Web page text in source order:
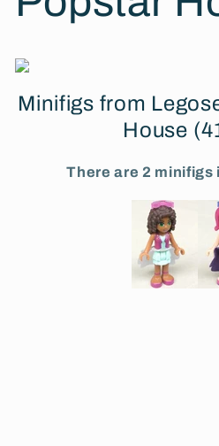
Minifigs from
House
There are 2 minifigs